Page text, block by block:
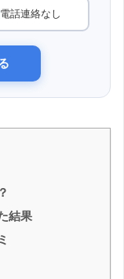
電話連絡なし
結果